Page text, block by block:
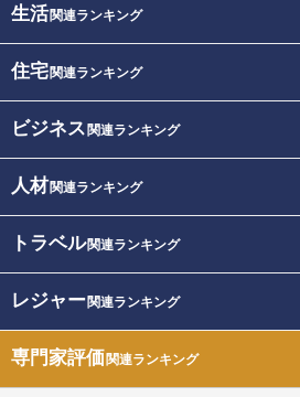
生活関連ランキング
住宅関連ランキング
ビジネス 関連ランキング
人材関連ランキング
トラベル関連ランキング
レジャー関連ランキング
専門家評価関連ランキング